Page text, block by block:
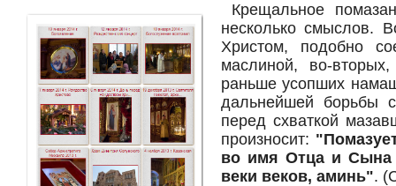
Крещальное
несколько смыслов.
Христом, подобно
маслиной, во-
раньше усопших
дальнейшей борьбы
перед схваткой
произносит:
во имя Отца и Сына
веки веков, аминь".